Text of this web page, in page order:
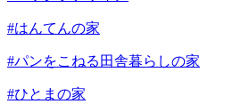
#はんてんの家
#パンをこねる田舎暮らしの家
#ひとまの家